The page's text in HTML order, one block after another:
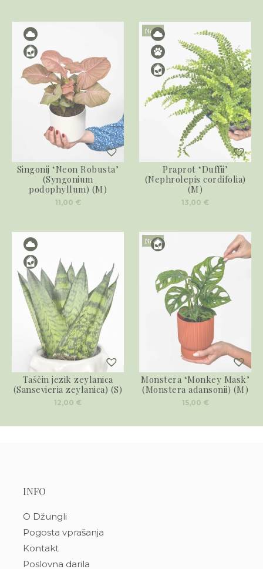
Singonij ‘Neon Robusta’
(Syngonium
podophyllum) (M)
11,00 €
Novo
Praprot ‘Duffii’
(Nephrolepis cordifolia)
(M)
13,00 €
Taščin jezik zeylanica
(Sansevieria zeylanica) (S)
12,00 €
Novo
Monstera ‘Monkey Mask’
(Monstera adansonii) (M)
15,00 €
INFO
O Džungli
Pogosta vprašanja
Kontakt
Poslovna darila